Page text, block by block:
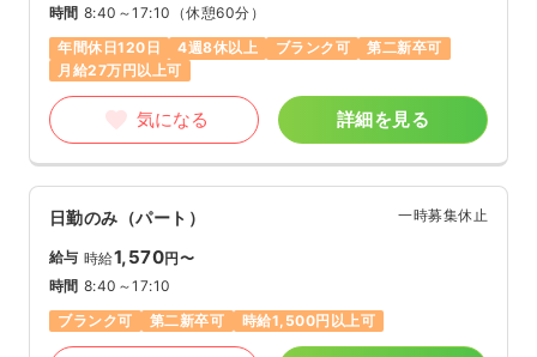
時間 8:40～17:10 （休憩60分）
年間休日120日
4週8休以上 ブランク可
第二新卒可
月給27万円以上可
気になる 詳細を見る
日勤のみ（パート） 一時募集休止
給与 時給1,570円〜
時間 8:40～17:10
ブランク可
第二新卒可 時給1,500円以上可